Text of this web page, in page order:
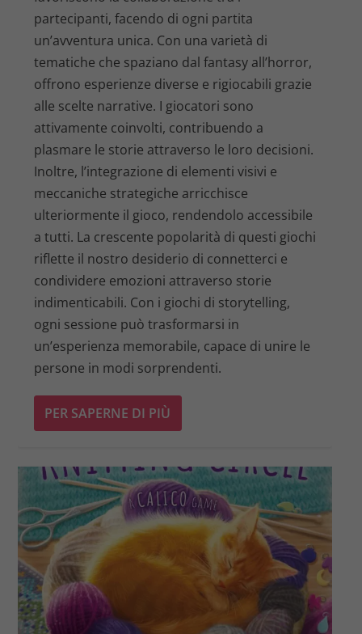
partecipanti, facendo di ogni partita
un’avventura unica. Con una varietà di
tematiche che spaziano dal fantasy all’horror,
offrono esperienze diverse e rigiocabili grazie
alle scelte narrative. I giocatori sono
attivamente coinvolti, contribuendo a
plasmare le storie attraverso le loro decisioni.
Inoltre, l’integrazione di elementi visivi e
meccaniche strategiche arricchisce
ulteriormente il gioco, rendendolo accessibile
a tutti. La crescente popolarità di questi giochi
riflette il nostro desiderio di connetterci e
condividere emozioni attraverso storie
indimenticabili. Con i giochi di storytelling,
ogni sessione può trasformarsi in
un’esperienza memorabile, capace di unire le
persone in modi sorprendenti.
PER SAPERNE DI PIÙ